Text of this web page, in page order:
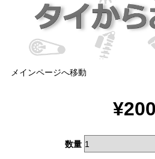
メインページへ移動
¥200
数量